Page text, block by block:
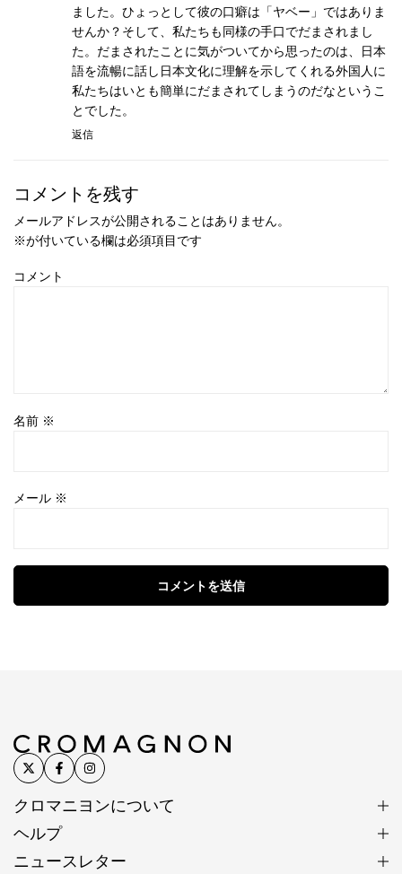
ました。ひょっとして彼の口癖は「ヤベー」ではありま
せんか？そして、私たちも同様の手口でだまされまし
た。だまされたことに気がついてから思ったのは、日本
語を流暢に話し日本文化に理解を示してくれる外国人に
私たちはいとも簡単にだまされてしまうのだなというこ
とでした。
返信
コメントを残す
メールアドレスが公開されることはありません。
※が付いている欄は必須項目です
コメント
名前 ※
メール ※
コメントを送信
クロマニヨンについて
ヘルプ
ニュースレター